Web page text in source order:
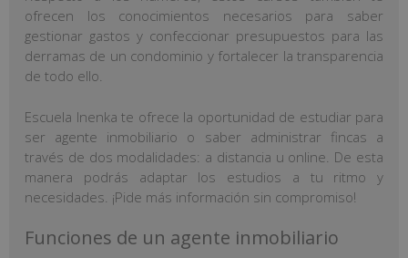
ofrecen los conocimientos necesarios para saber
gestionar gastos y confeccionar presupuestos para las
derramas de un condominio y fortalecer la transparencia
de todo ello.
Escuela Inenka te ofrece la oportunidad de estudiar para
ser agente inmobiliario o saber administrar fincas a
través de dos modalidades: a distancia u online. De esta
manera podrás adaptar los estudios a tu ritmo y
necesidades. ¡Pide más información sin compromiso!
Funciones de un agente inmobiliario